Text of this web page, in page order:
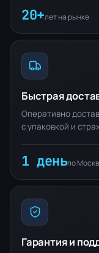
20+лет на рынке
Быстрая
Оперативно
с упаковкой и
1 деньпо
Гарантия и